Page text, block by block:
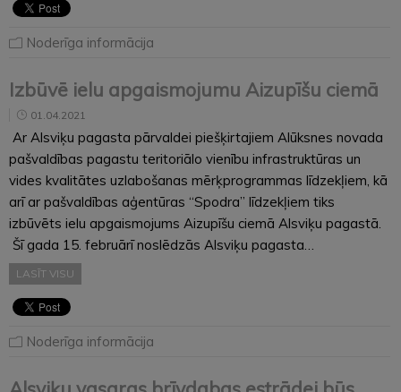
Noderīga informācija
Izbūvē ielu apgaismojumu Aizupīšu ciemā
01.04.2021
Ar Alsviķu pagasta pārvaldei piešķirtajiem Alūksnes novada
pašvaldības pagastu teritoriālo vienību infrastruktūras un
vides kvalitātes uzlabošanas mērķprogrammas līdzekļiem, kā
arī ar pašvaldības aģentūras “Spodra” līdzekļiem tiks
izbūvēts ielu apgaismojums Aizupīšu ciemā Alsviķu pagastā.
Šī gada 15. februārī noslēdzās Alsviķu pagasta…
LASĪT VISU
Noderīga informācija